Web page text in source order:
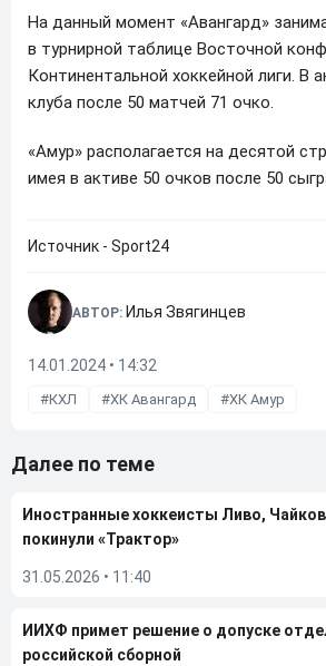
На данный момент «Авангард»
в турнирной таблице Восточной
Континентальной хоккейной лиги. В
клуба после 50 матчей 71 очко.
«Амур» располагается на десятой
имея в активе 50 очков после 50
Источник - Sport24
АВТОР: Илья Звягинцев
14.01.2024 • 14:32
КХЛ ХК Авангард ХК Амур
Далее по теме
Иностранные хоккеисты Ливо,
покинули «Трактор»
31.05.2026 • 11:40
ИИХФ примет решение о допуске
российской сборной